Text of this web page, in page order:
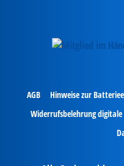
AGB Hinweise zur
Widerrufsbelehrung